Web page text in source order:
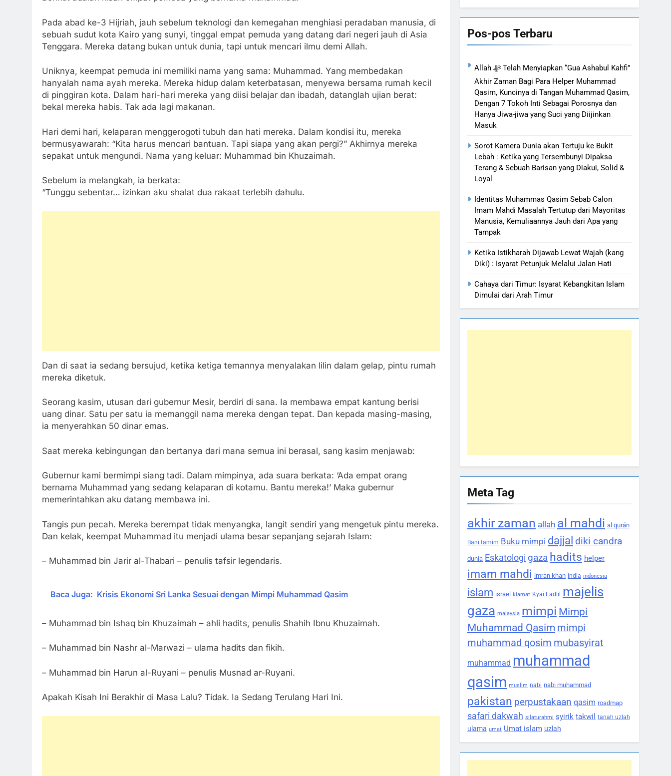
Negara Asing (Bukan Pakistan) Namun Tampak Religius: Isyarat Titik Kebangkitan Islam dari Timur
4 Hari Ago
Ujian Pangan : Isyarat untuk Percepatan Lumbung Pangan di Tanah Uzlah
4 Hari Ago
4 Hari Ago
Pada abad ke-3 Hijriah, jauh sebelum teknologi dan kemegahan menghiasi peradaban manusia, di
sebuah sudut kota Kairo yang sunyi, tinggal empat pemuda yang datang dari negeri jauh di Asia
Tenggara. Mereka datang bukan untuk dunia, tapi untuk mencari ilmu demi Allah.
Uniknya, keempat pemuda ini memiliki nama yang sama: Muhammad. Yang membedakan
hanyalah nama ayah mereka. Mereka hidup dalam keterbatasan, menyewa bersama rumah kecil
di pinggiran kota. Dalam hari-hari mereka yang diisi belajar dan ibadah, datanglah ujian berat:
bekal mereka habis. Tak ada lagi makanan.
Hari demi hari, kelaparan menggerogoti tubuh dan hati mereka. Dalam kondisi itu, mereka
bermusyawarah: “Kita harus mencari bantuan. Tapi siapa yang akan pergi?” Akhirnya mereka
sepakat untuk mengundi. Nama yang keluar: Muhammad bin Khuzaimah.
Sebelum ia melangkah, ia berkata:
“Tunggu sebentar… izinkan aku shalat dua rakaat terlebih dahulu.
Dan di saat ia sedang bersujud, ketika ketiga temannya menyalakan lilin dalam gelap, pintu rumah
mereka diketuk.
Seorang kasim, utusan dari gubernur Mesir, berdiri di sana. Ia membawa empat kantung berisi
uang dinar. Satu per satu ia memanggil nama mereka dengan tepat. Dan kepada masing-masing,
ia menyerahkan 50 dinar emas.
Saat mereka kebingungan dan bertanya dari mana semua ini berasal, sang kasim menjawab:
Gubernur kami bermimpi siang tadi. Dalam mimpinya, ada suara berkata: ‘Ada empat orang
bernama Muhammad yang sedang kelaparan di kotamu. Bantu mereka!’ Maka gubernur
memerintahkan aku datang membawa ini.
Tangis pun pecah. Mereka berempat tidak menyangka, langit sendiri yang mengetuk pintu mereka.
Dan kelak, keempat Muhammad itu menjadi ulama besar sepanjang sejarah Islam:
– Muhammad bin Jarir al-Thabari – penulis tafsir legendaris.
Baca Juga: Krisis Ekonomi Sri Lanka Sesuai dengan Mimpi Muhammad Qasim
– Muhammad bin Ishaq bin Khuzaimah – ahli hadits, penulis Shahih Ibnu Khuzaimah.
– Muhammad bin Nashr al-Marwazi – ulama hadits dan fikih.
– Muhammad bin Harun al-Ruyani – penulis Musnad ar-Ruyani.
Apakah Kisah Ini Berakhir di Masa Lalu? Tidak. Ia Sedang Terulang Hari Ini.
Pos-pos Terbaru
Allah ﷻ Telah Menyiapkan “Gua Ashabul Kahfi”
Akhir Zaman Bagi Para Helper Muhammad
Qasim, Kuncinya di Tangan Muhammad Qasim,
Dengan 7 Tokoh Inti Sebagai Porosnya dan
Hanya Jiwa-jiwa yang Suci yang Diijinkan
Masuk
Sorot Kamera Dunia akan Tertuju ke Bukit
Lebah : Ketika yang Tersembunyi Dipaksa
Terang & Sebuah Barisan yang Diakui, Solid &
Loyal
Identitas Muhammas Qasim Sebab Calon
Imam Mahdi Masalah Tertutup dari Mayoritas
Manusia, Kemuliaannya Jauh dari Apa yang
Tampak
Ketika Istikharah Dijawab Lewat Wajah (kang
Diki) : Isyarat Petunjuk Melalui Jalan Hati
Cahaya dari Timur: Isyarat Kebangkitan Islam
Dimulai dari Arah Timur
Meta Tag
akhir zaman allah al mahdi al qurán
Bani tamim Buku mimpi dajjal diki candra
dunia Eskatologi gaza hadits helper
imam mahdi imran khan india indonesia
islam israel kiamat Kyai Fadlil
majelis
gaza malaysia mimpi Mimpi
Muhammad Qasim mimpi
muhammad qosim mubasyirat
muhammad muhammad
qasim muslim nabi nabi muhammad
pakistan perpustakaan qasim roadmap
safari dakwah silaturahmi syirik takwil tanah uzlah
ulama umat Umat islam uzlah